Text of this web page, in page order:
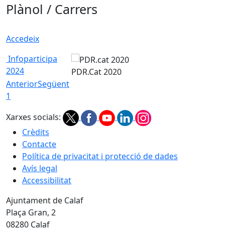
Plànol / Carrers
Accedeix
Infoparticipa
2024
PDR.Cat 2020
AnteriorSegüent
1
Xarxes socials:
Crèdits
Contacte
Política de privacitat i protecció de dades
Avís legal
Accessibilitat
Ajuntament de Calaf
Plaça Gran, 2
08280 Calaf